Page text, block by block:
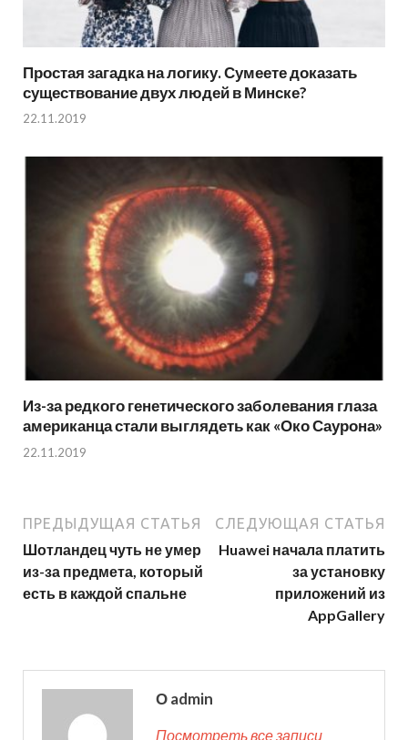
Простая загадка на логику. Сумеете доказать
существование двух людей в Минске?
22.11.2019
Из-за редкого генетического заболевания глаза
американца стали выглядеть как «Око Саурона»
22.11.2019
ПРЕДЫДУЩАЯ СТАТЬЯ
Шотландец чуть не умер
из-за предмета, который
есть в каждой спальне
СЛЕДУЮЩАЯ СТАТЬЯ
Huawei начала платить
за установку
приложений из
AppGallery
О admin
Посмотреть все записи